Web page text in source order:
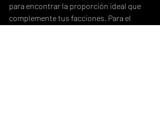
para encontrar la proporción ideal que
complemente tus facciones. Para el